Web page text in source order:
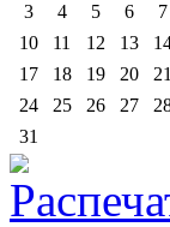
3
4 5 6 7
10
11 12 13
17
18 19 20 21
24
25 26 27
31